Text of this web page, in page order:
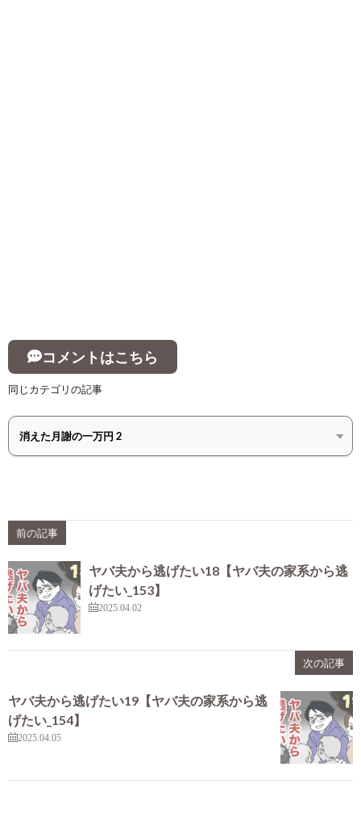
コメントはこちら
同じカテゴリの記事
前の記事
ヤバ夫から逃げたい18【ヤバ夫の家系から逃
げたい_153】
2025.04.02
次の記事
ヤバ夫から逃げたい19【ヤバ夫の家系から逃
げたい_154】
2025.04.05